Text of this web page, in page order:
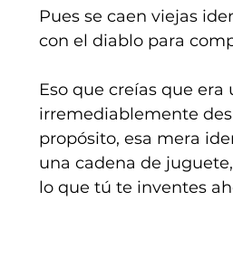
Pues se caen viejas
con el diablo para
Eso que creías que
irremediablemente
propósito, esa mera
una cadena de
lo que tú te inventes